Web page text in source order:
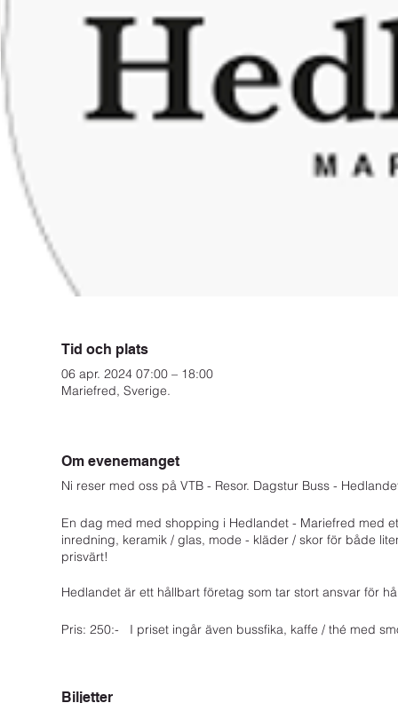
Tid och plats
06 apr. 2024 07:00 – 18:00
Mariefred, Sverige.
Om evenemanget
Ni reser med oss på VTB - Resor. Dagstur Buss -
En dag med med shopping i Hedlandet - Mariefred med
inredning, keramik / glas, mode - kläder / skor för både
prisvärt!
Hedlandet är ett hållbart företag som tar stort ansvar för
Pris: 250:- I priset ingår även bussfika, kaffe / thé med
Biljetter